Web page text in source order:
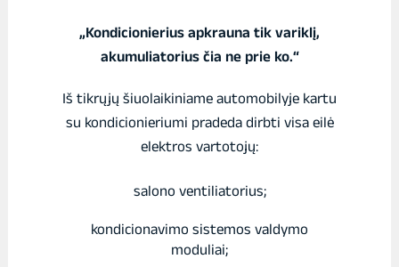
„Kondicionierius apkrauna tik variklį,
akumuliatorius čia ne prie ko.“
Iš tikrųjų šiuolaikiniame automobilyje kartu
su kondicionieriumi pradeda dirbti visa eilė
elektros vartotojų:
salono ventiliatorius;
kondicionavimo sistemos valdymo
moduliai;